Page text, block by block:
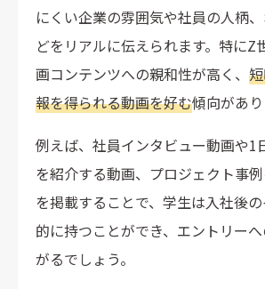
にくい企業の雰囲気や社員の人柄
どをリアルに伝えられます。特にZ
画コンテンツへの親和性が高く、
報を得られる動画を好む傾向があり
例えば、社員インタビュー動画や1
を紹介する動画、プロジェクト事
を掲載することで、学生は入社後
的に持つことができ、エントリー
がるでしょう。